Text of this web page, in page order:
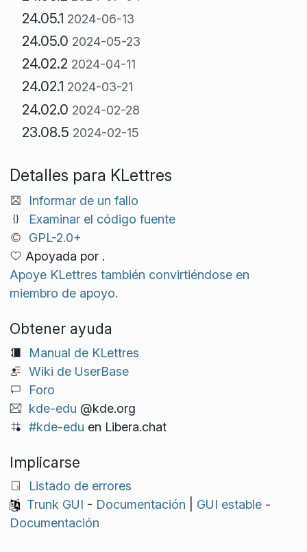
24.05.1 2024-06-13
24.05.0 2024-05-23
24.02.2 2024-04-11
24.02.1 2024-03-21
24.02.0 2024-02-28
23.08.5 2024-02-15
Detalles para KLettres
Informar de un fallo
Examinar el código fuente
GPL-2.0+
Apoyada por .
Apoye KLettres también convirtiéndose en
miembro de apoyo.
Obtener ayuda
Manual de KLettres
Wiki de UserBase
Foro
kde-edu @kde.org
#kde-edu en Libera.chat
Implicarse
Listado de errores
Trunk GUI - Documentación GUI estable-
Documentación